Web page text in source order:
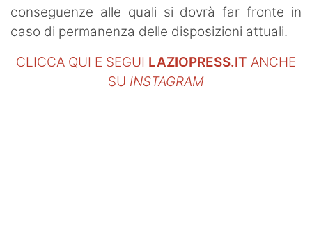
conseguenze alle quali si dovrà far fronte in
caso di permanenza delle disposizioni attuali.
CLICCA QUI E SEGUI LAZIOPRESS.IT ANCHE
SU INSTAGRAM